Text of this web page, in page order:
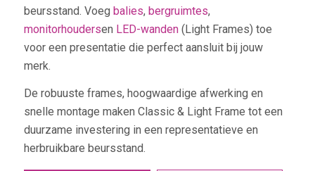
beursstand. Voeg balies, bergruimtes,
monitorhoudersen LED-wanden(Light Frames) toe
voor een presentatie die perfect aansluit bij jouw
merk.
De robuuste frames, hoogwaardige afwerking en
snelle montage maken Classic & Light Frame tot een
duurzame investering in een representatieve en
herbruikbare beursstand.